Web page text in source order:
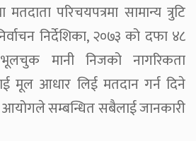
परिचयपत्रमा सामान्य त्रुटि
निर्देशिका, २०७३ को दफा ४८
भूलचुक मानी निजको नागरिकता
मूल आधार लिई मतदान गर्न दिने
सम्बन्धित सबैलाई जानकारी